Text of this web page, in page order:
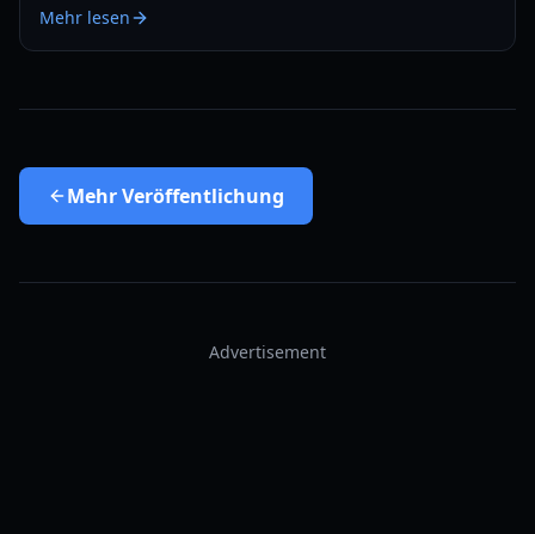
Mehr lesen
MehrVeröffentlichung
Advertisement